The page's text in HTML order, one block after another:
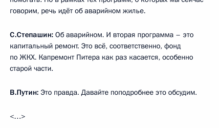
говорим, речь идёт об аварийном жилье.
С.Степашин: Об аварийном. И вторая программа – это
капитальный ремонт. Это всё, соответственно, фонд
по ЖКХ. Капремонт Питера как раз касается, особенно
старой части.
В.Путин: Это правда. Давайте поподробнее это обсудим.
<…>